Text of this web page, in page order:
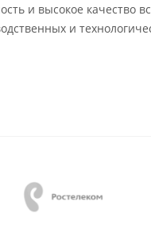
и высокое качество
и